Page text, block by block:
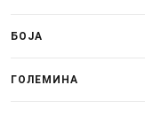
БОЈА
ГОЛЕМИНА